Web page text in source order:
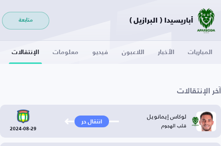
أباريسيدا ( البرازيل ) متابعة
المباريات الأخبار اللاعبون فيديو معلومات الإنتقالات
آخر الإنتقالات
لوكاس إيمانويل
قلب الهجوم انتقال حر
2024-08-29